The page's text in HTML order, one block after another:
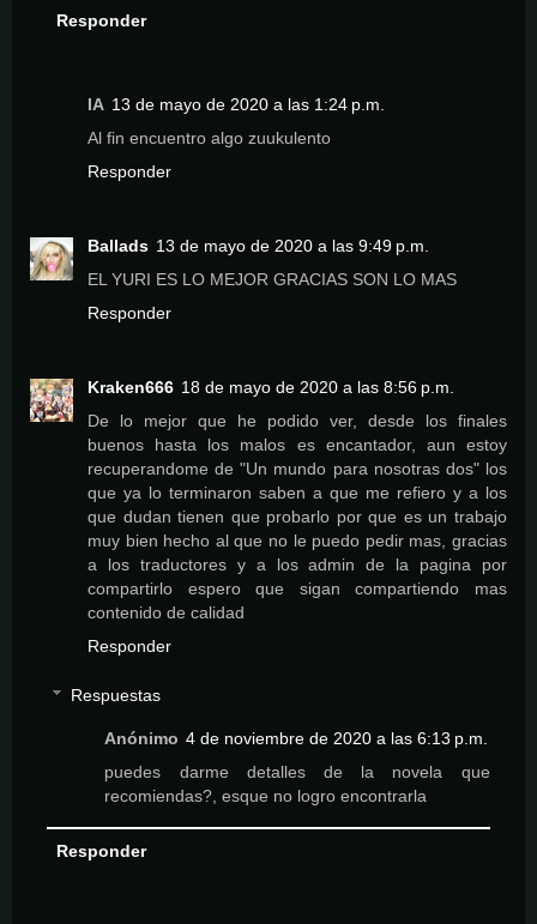
Responder
IA 13 de mayo de 2020 a las 1:24 p.m.
Al fin encuentro algo zuukulento
Responder
Ballads 13 de mayo de 2020 a las 9:49 p.m.
EL YURI ES LO MEJOR GRACIAS SON LO MAS
Responder
Kraken666 18 de mayo de 2020 a las 8:56 p.m.
De lo mejor que he podido ver, desde los finales
buenos hasta los malos es encantador, aun estoy
recuperandome de "Un mundo para nosotras dos" los
que ya lo terminaron saben a que me refiero y a los
que dudan tienen que probarlo por que es un trabajo
muy bien hecho al que no le puedo pedir mas, gracias
a los traductores y a los admin de la pagina por
compartirlo espero que sigan compartiendo mas
contenido de calidad
Responder
Respuestas
Anónimo 4 de noviembre de 2020 a las 6:13 p.m.
puedes darme detalles de la novela que
recomiendas?, esque no logro encontrarla
Responder